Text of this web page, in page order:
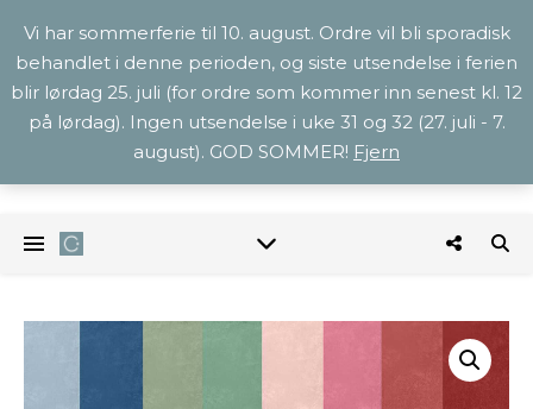
Vi har sommerferie til 10. august. Ordre vil bli sporadisk
behandlet i denne perioden, og siste utsendelse i ferien
blir lørdag 25. juli (for ordre som kommer inn senest kl. 12
på lørdag). Ingen utsendelse i uke 31 og 32 (27. juli - 7.
august). GOD SOMMER! Fjern